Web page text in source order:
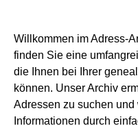
Willkommen im Adress-
finden Sie eine
die Ihnen bei Ihrer
können. Unser Archiv
Adressen zu suchen
Informationen durch